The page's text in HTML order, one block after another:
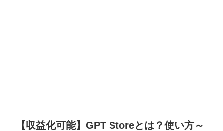
【収益化可能】GPT Storeとは？使い方～